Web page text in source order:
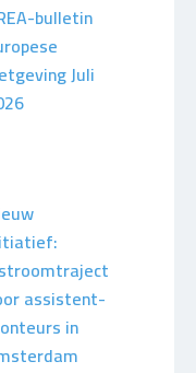
bulletin
Juli
assistent-
in